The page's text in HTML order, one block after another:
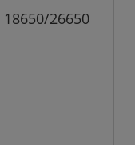
18650/26650